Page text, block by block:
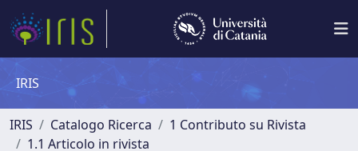
IRIS
IRIS Catalogo Ricerca
1 Contributo su Rivista
1.1 Articolo in rivista